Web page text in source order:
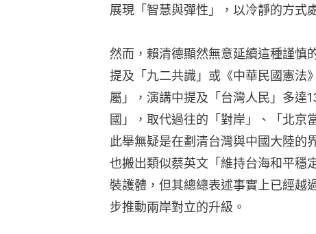
展現「智慧與彈性」，以冷靜的方式
然而，賴清德顯然無意延續這種謹慎
提及「九二共識」或《中華民國憲法
屬」，演講中提及「台灣人民」多達
國」，取代過往的「對岸」、「北京
此舉無疑是在劃清台灣與中國大陸的
也搬出類似蔡英文「維持台海和平穩
裝護體，但其總總表述事實上已經越
步推動兩岸對立的升級。